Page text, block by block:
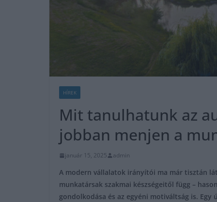
HÍREK
Mit tanulhatunk az
jobban menjen a
január 15, 2025 admin
A modern vállalatok irányítói ma már tisztán
munkatársak szakmai készségeitől függ –
gondolkodása és az egyéni motiváltság is.